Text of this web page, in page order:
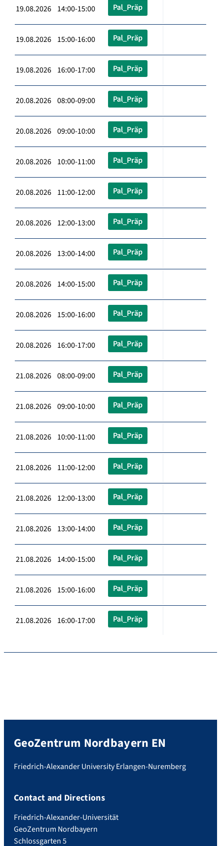
19.08.2026 14:00-15:00 Pal_Präp
19.08.2026 15:00-16:00 Pal_Präp
19.08.2026 16:00-17:00 Pal_Präp
20.08.2026 08:00-09:00 Pal_Präp
20.08.2026 09:00-10:00 Pal_Präp
20.08.2026 10:00-11:00 Pal_Präp
20.08.2026 11:00-12:00 Pal_Präp
20.08.2026 12:00-13:00 Pal_Präp
20.08.2026 13:00-14:00 Pal_Präp
20.08.2026 14:00-15:00 Pal_Präp
20.08.2026 15:00-16:00 Pal_Präp
20.08.2026 16:00-17:00 Pal_Präp
21.08.2026 08:00-09:00 Pal_Präp
21.08.2026 09:00-10:00 Pal_Präp
21.08.2026 10:00-11:00 Pal_Präp
21.08.2026 11:00-12:00 Pal_Präp
21.08.2026 12:00-13:00 Pal_Präp
21.08.2026 13:00-14:00 Pal_Präp
21.08.2026 14:00-15:00 Pal_Präp
21.08.2026 15:00-16:00 Pal_Präp
21.08.2026 16:00-17:00 Pal_Präp
GeoZentrum Nordbayern EN
Friedrich-Alexander University Erlangen-Nuremberg
Contact and Directions
Friedrich-Alexander-Universität
GeoZentrum Nordbayern
Schlossgarten 5